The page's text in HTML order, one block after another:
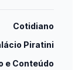
Cotidiano
Piratini
e Conteúdo